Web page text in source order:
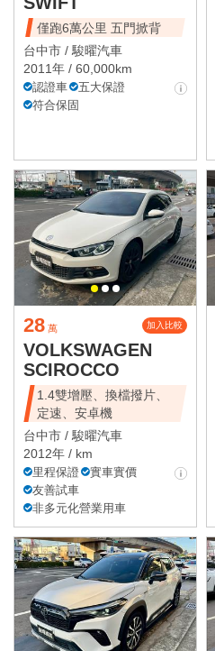
僅跑6萬公里 五門掀背
台中市 / 駿曜汽車
2011年 / 60,000km
認證車
五大保證
符合保固
28 萬 加入比較
VOLKSWAGEN
SCIROCCO
1.4雙增壓、換檔撥片、
定速、安卓機
台中市 / 駿曜汽車
2012年 / km
里程保證
實車實價
友善試車
非多元化營業用車